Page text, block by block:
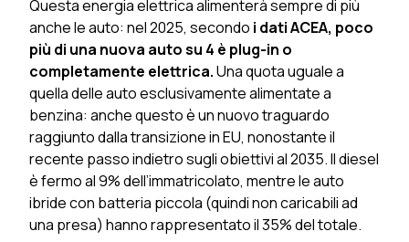
Questa energia elettrica alimenterà sempre di più
anche le auto: nel 2025, secondo i dati ACEA, poco
più di una nuova auto su 4 è plug-in o
completamente elettrica.Una quota uguale a
quella delle auto esclusivamente alimentate a
benzina: anche questo è un nuovo traguardo
raggiunto dalla transizione in EU, nonostante il
recente passo indietro sugli obiettivi al 2035. Il diesel
è fermo al 9% dell’immatricolato, mentre le auto
ibride con batteria piccola (quindi non caricabili ad
una presa) hanno rappresentato il 35% del totale.